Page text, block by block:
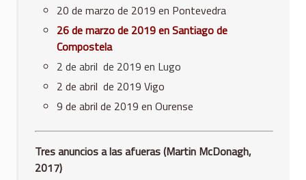
20 de marzo de 2019 en Pontevedra
26 de marzo de 2019 en Santiago de
Compostela
2 de abril de 2019 en Lugo
2 de abril de 2019 Vigo
9 de abril de 2019 en Ourense
Tres anuncios a las afueras (Martin McDonagh,
2017)